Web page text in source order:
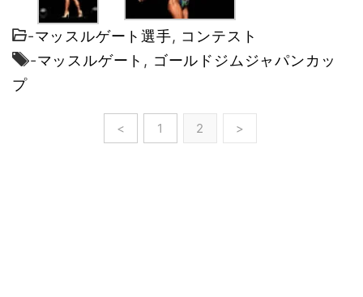
-マッスルゲート選手, コンテスト
-マッスルゲート , ゴールドジムジャパンカッ
プ
< 1 2 >